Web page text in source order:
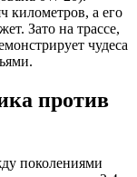
километров, а его
Зато на трассе,
чудеса
против
поколениями